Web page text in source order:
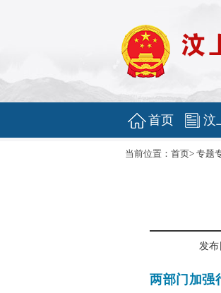
首页 汶
当前位置： 首页> 专题
发布
两部门加强